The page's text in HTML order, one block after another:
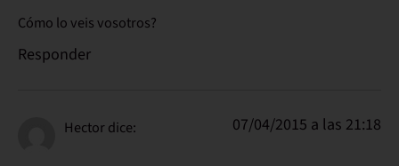
Cómo lo veis vosotros?
Responder
Hectordice: 07/04/2015 a las 21:18